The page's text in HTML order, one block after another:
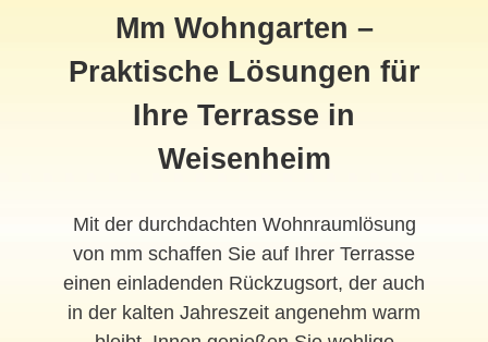
Mm Wohngarten –
Praktische Lösungen für
Ihre Terrasse in
Weisenheim
Mit der durchdachten Wohnraumlösung
von mm schaffen Sie auf Ihrer Terrasse
einen einladenden Rückzugsort, der auch
in der kalten Jahreszeit angenehm warm